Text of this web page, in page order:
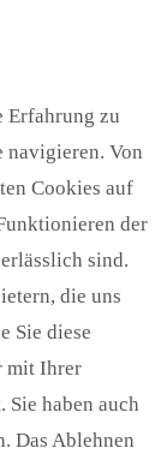
Erfahrung zu
navigieren. Von
Cookies auf
der
sind.
die uns
Sie diese
mit Ihrer
haben auch
Das Ablehnen